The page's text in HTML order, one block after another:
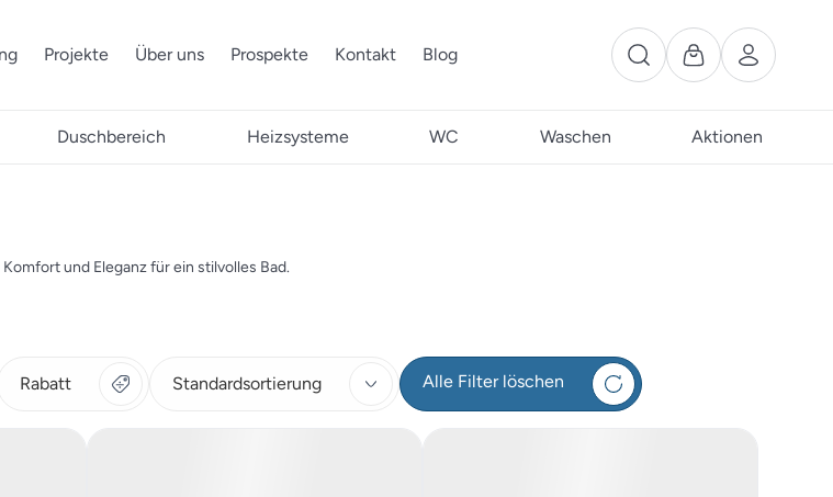
Projekte Über uns Prospekte Kontakt Blog
Duschbereich Heizsysteme WC Waschen Aktionen
und Eleganz für ein stilvolles Bad.
Rabatt Standardsortierung Alle Filter löschen